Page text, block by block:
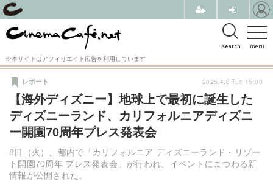
menu
search
※本サイトはアフィリエイト広告を利用しています
【海外ディズニー】地球上で最初に誕生した
ディズニーランド、カリフォルニアディズニ
ー開園70周年プレス発表会
8日（火）、都内で「カリフォルニア ディズニーランド・リゾー
ト開園70周年 プレス発表会」が行われ、イベントにまつわる新
情報が公開された。
レポート 2025.4.8 Tue 15:00